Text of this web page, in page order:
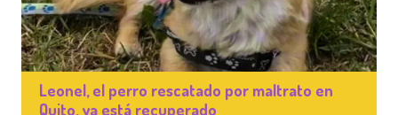
Leonel, el perro rescatado por maltrato en
Quito, ya está recuperado